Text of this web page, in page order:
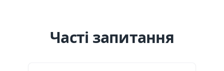
Часті запитання